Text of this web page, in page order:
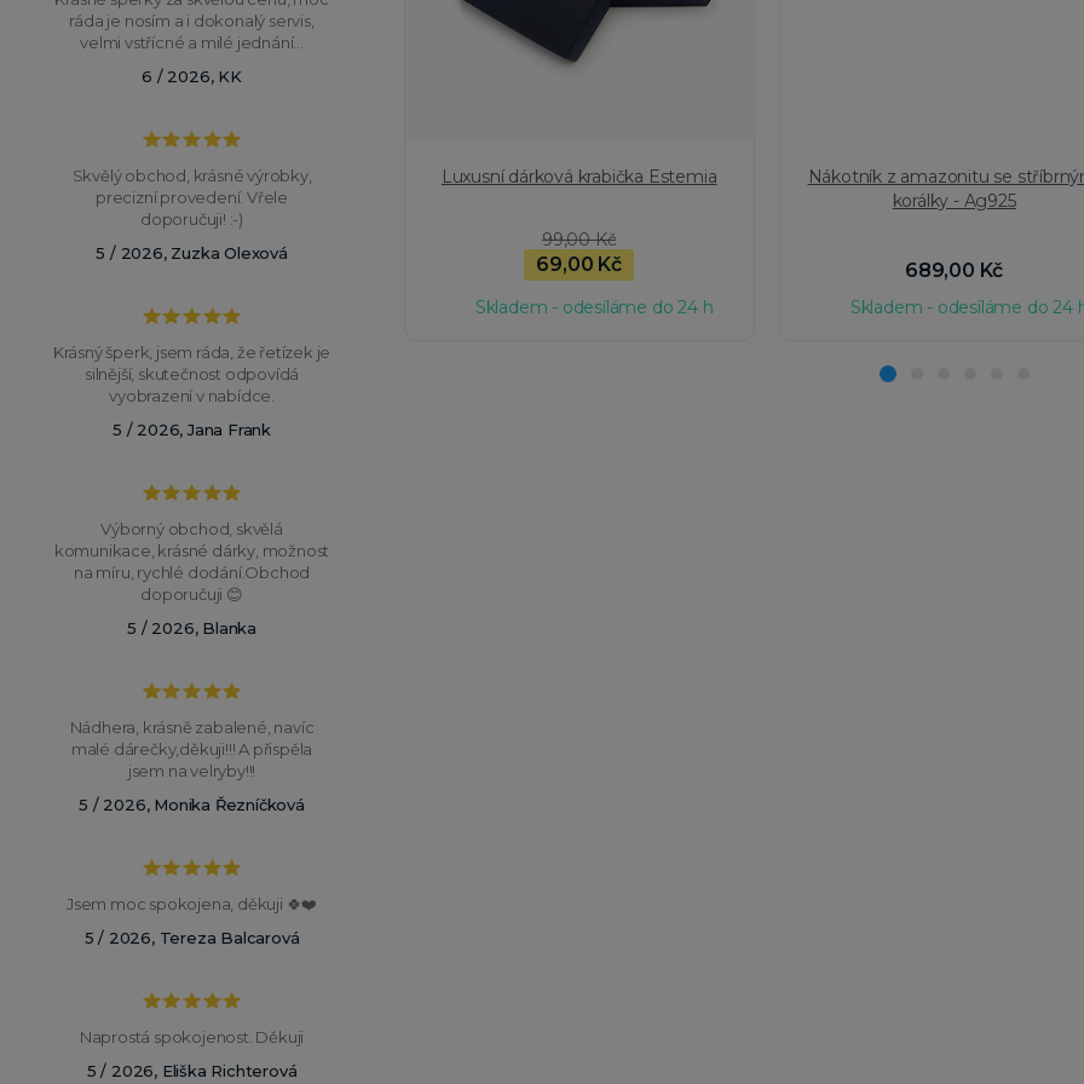
ráda je nosím a i dokonalý servis,
velmi vstřícné a milé jednání...
6 / 2026, KK
Skvělý obchod, krásné výrobky,
precizní provedení. Vřele
doporučuji! :-)
5 / 2026, Zuzka Olexová
Krásný šperk, jsem ráda, že řetízek je
silnější, skutečnost odpovídá
vyobrazení v nabídce.
5 / 2026, Jana Frank
Výborný obchod, skvělá
komunikace, krásné dárky, možnost
na míru, rychlé dodání.Obchod
doporučuji 😊
5 / 2026, Blanka
Nádhera, krásně zabalené, navíc
malé dárečky,děkuji!!! A přispěla
jsem na velryby!!!
5 / 2026, Monika Řezníčková
Jsem moc spokojena, děkuji 🍀❤️
5 / 2026, Tereza Balcarová
Naprostá spokojenost. Děkuji
5 / 2026, Eliška Richterová
Luxusní dárková krabička Estemia
99,00 Kč
69,00 Kč
Skladem - odesíláme do 24 h
Nákotník z amazonitu se
korálky - Ag925
689,00 Kč
Skladem - odesíláme do 24